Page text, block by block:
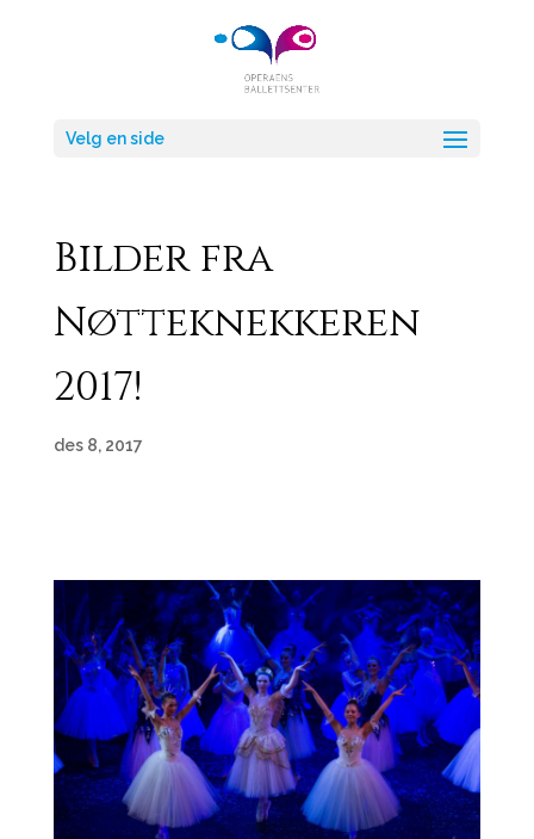
Velg en side
Bilder fra
Nøtteknekkeren
2017!
des 8, 2017